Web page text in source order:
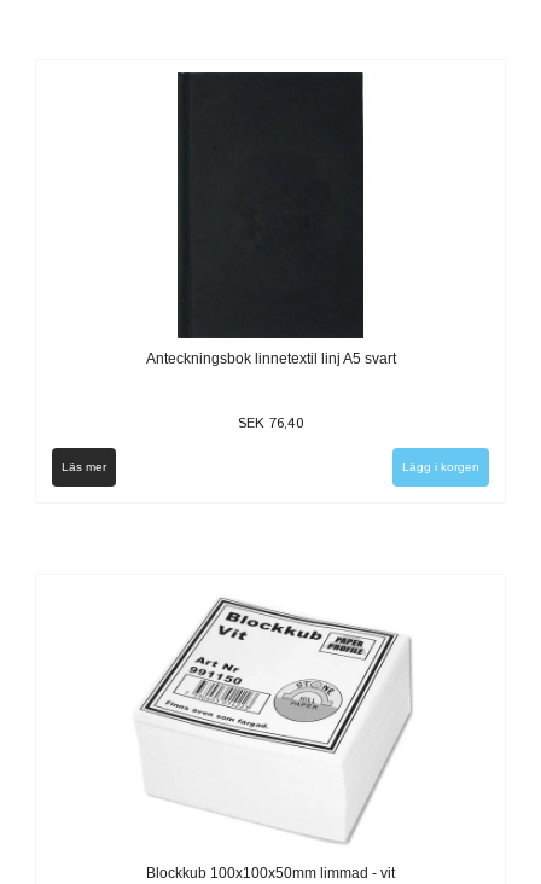
Anteckningsbok linnetextil linj A5 svart
SEK 76,40
Läs mer
Blockkub 100x100x50mm limmad - vit